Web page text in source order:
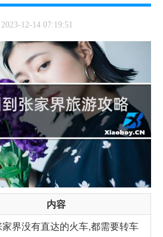
2023-12-14 07:19:51
内容
界没有直达的火车,都需要转车